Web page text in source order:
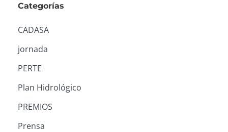
Categorías
CADASA
jornada
PERTE
Plan Hidrológico
PREMIOS
Prensa